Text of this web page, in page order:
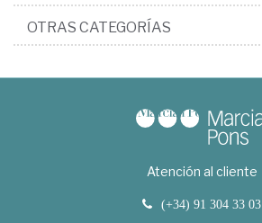
OTRAS CATEGORÍAS
Atención al cliente
(+34) 91 304 33 03